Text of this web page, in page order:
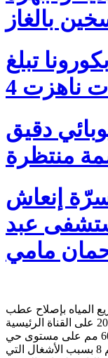
بالغاز
تبلغ
دقيق
منتظرة
إنعاش
عبد
مامي
المياه بإصلاح عطب
طرأ صباح هذا اليوم الأحد 28 فيفري 2021 على القناة الرئيسية
لتوزيع الماء الصالح للشرب قطر 600 مم على مستوى حي
المستقبل بأريانة قرب الطريق الوطنيّة رقم 8 بسبب الأشغال التي